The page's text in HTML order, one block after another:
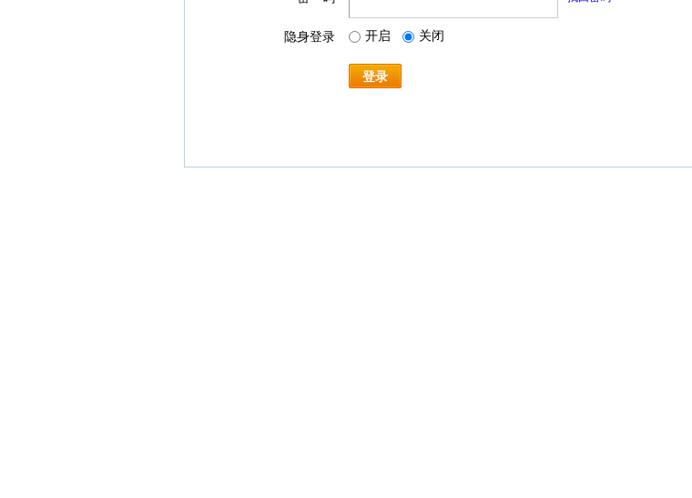
隐身登录 开启 关闭
登录